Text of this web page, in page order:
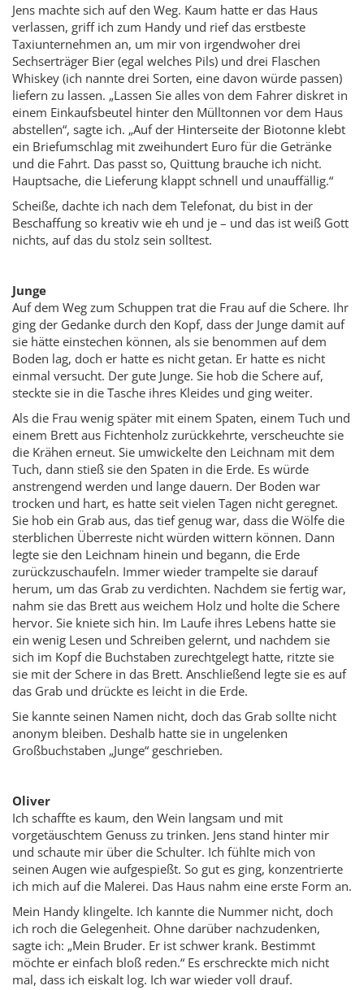
Jens machte sich auf den Weg. Kaum hatte er das Haus
verlassen, griff ich zum Handy und rief das erstbeste
Taxiunternehmen an, um mir von irgendwoher drei
Sechserträger Bier (egal welches Pils) und drei Flaschen
Whiskey (ich nannte drei Sorten, eine davon würde passen)
liefern zu lassen. „Lassen Sie alles von dem Fahrer diskret in
einem Einkaufsbeutel hinter den Mülltonnen vor dem Haus
abstellen“, sagte ich. „Auf der Hinterseite der Biotonne klebt
ein Briefumschlag mit zweihundert Euro für die Getränke
und die Fahrt. Das passt so, Quittung brauche ich nicht.
Hauptsache, die Lieferung klappt schnell und unauffällig.“
Scheiße, dachte ich nach dem Telefonat, du bist in der
Beschaffung so kreativ wie eh und je – und das ist weiß Gott
nichts, auf das du stolz sein solltest.
Junge
Auf dem Weg zum Schuppen trat die Frau auf die Schere. Ihr
ging der Gedanke durch den Kopf, dass der Junge damit auf
sie hätte einstechen können, als sie benommen auf dem
Boden lag, doch er hatte es nicht getan. Er hatte es nicht
einmal versucht. Der gute Junge. Sie hob die Schere auf,
steckte sie in die Tasche ihres Kleides und ging weiter.
Als die Frau wenig später mit einem Spaten, einem Tuch und
einem Brett aus Fichtenholz zurückkehrte, verscheuchte sie
die Krähen erneut. Sie umwickelte den Leichnam mit dem
Tuch, dann stieß sie den Spaten in die Erde. Es würde
anstrengend werden und lange dauern. Der Boden war
trocken und hart, es hatte seit vielen Tagen nicht geregnet.
Sie hob ein Grab aus, das tief genug war, dass die Wölfe die
sterblichen Überreste nicht würden wittern können. Dann
legte sie den Leichnam hinein und begann, die Erde
zurückzuschaufeln. Immer wieder trampelte sie darauf
herum, um das Grab zu verdichten. Nachdem sie fertig war,
nahm sie das Brett aus weichem Holz und holte die Schere
hervor. Sie kniete sich hin. Im Laufe ihres Lebens hatte sie
ein wenig Lesen und Schreiben gelernt, und nachdem sie
sich im Kopf die Buchstaben zurechtgelegt hatte, ritzte sie
sie mit der Schere in das Brett. Anschließend legte sie es auf
das Grab und drückte es leicht in die Erde.
Sie kannte seinen Namen nicht, doch das Grab sollte nicht
anonym bleiben. Deshalb hatte sie in ungelenken
Großbuchstaben „Junge“ geschrieben.
Oliver
Ich schaffte es kaum, den Wein langsam und mit
vorgetäuschtem Genuss zu trinken. Jens stand hinter mir
und schaute mir über die Schulter. Ich fühlte mich von
seinen Augen wie aufgespießt. So gut es ging, konzentrierte
ich mich auf die Malerei. Das Haus nahm eine erste Form an.
Mein Handy klingelte. Ich kannte die Nummer nicht, doch
ich roch die Gelegenheit. Ohne darüber nachzudenken,
sagte ich: „Mein Bruder. Er ist schwer krank. Bestimmt
möchte er einfach bloß reden.“ Es erschreckte mich nicht
mal, dass ich eiskalt log. Ich war wieder voll drauf.